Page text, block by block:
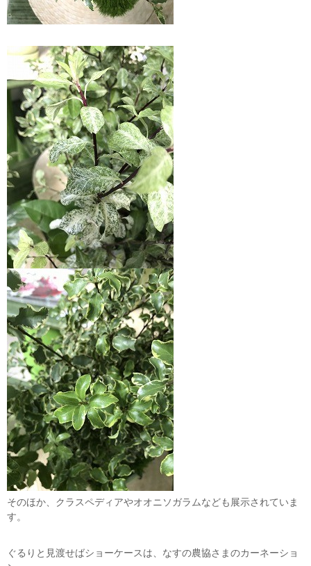
そのほか、クラスペディアやオオニソガラムなども展示されていま
す。
ぐるりと見渡せばショーケースは、なすの農協さまのカーネーショ